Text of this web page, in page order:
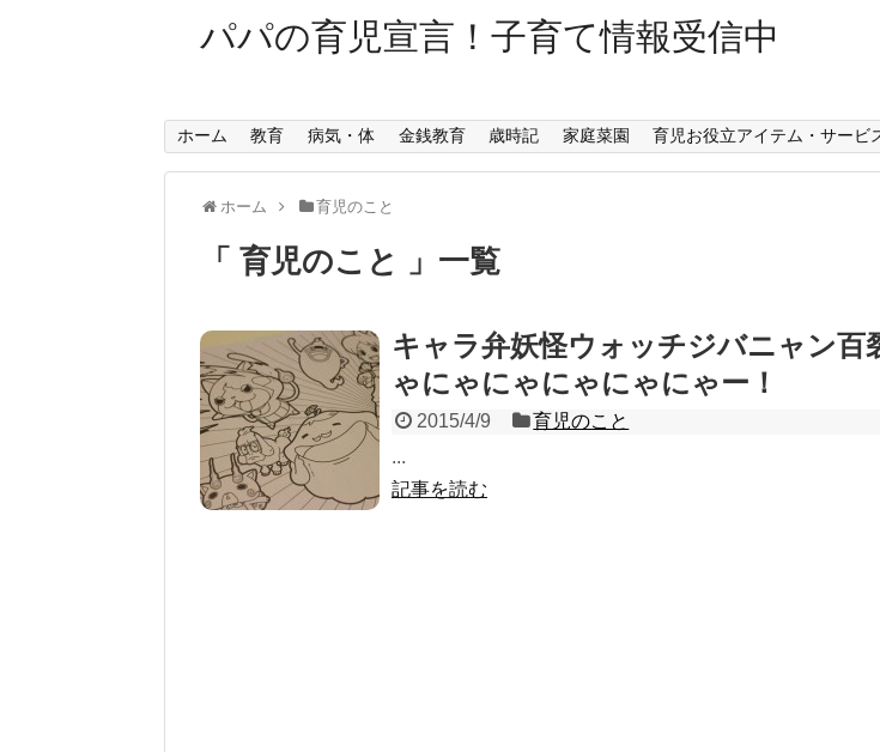
パパの育児宣言！子育て情報受信中
ホーム 教育 病気・体 金銭教育 歳時記 家庭菜園 育児お役立アイテム・サービ
ホーム 育児のこと
育児のこと 一覧
キャラ弁妖怪ウォッチジバニャン百
ゃにゃにゃにゃにゃにゃー！
2015/4/9
育児のこと
...
記事を読む